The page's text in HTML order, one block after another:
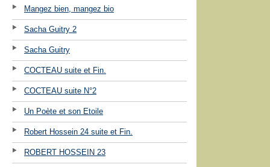
Mangez bien, mangez bio
Sacha Guitry 2
Sacha Guitry
COCTEAU suite et Fin.
COCTEAU suite N°2
Un Poète et son Etoile
Robert Hossein 24 suite et Fin.
ROBERT HOSSEIN 23